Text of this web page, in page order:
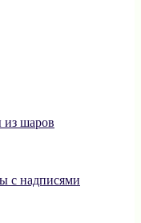
из шаров
с надписями